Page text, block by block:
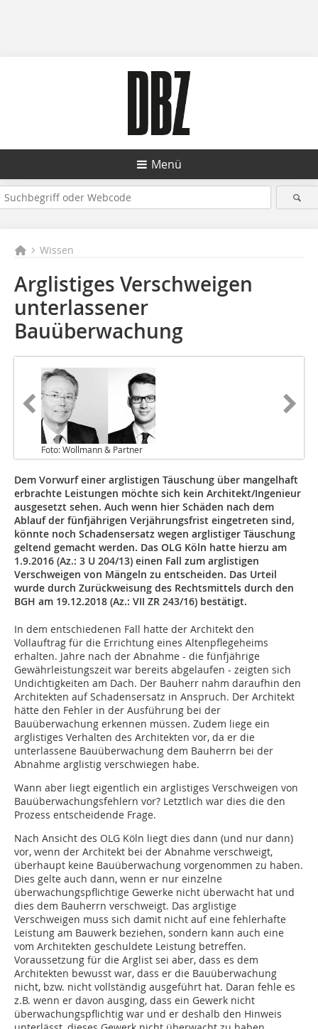
Menü
Wissen
Arglistiges Verschweigen
unterlassener
Bauüberwachung
Foto: Wollmann & Partner
Dem Vorwurf einer arglistigen Täuschung über mangelhaft
erbrachte Leistungen möchte sich kein Architekt/Ingenieur
ausgesetzt sehen. Auch wenn hier Schäden nach dem
Ablauf der fünfjährigen Verjährungsfrist eingetreten sind,
könnte noch Schadensersatz wegen arglistiger Täuschung
geltend gemacht werden. Das OLG Köln hatte hierzu am
1.9.2016 (Az.: 3 U 204/13) einen Fall zum arglistigen
Verschweigen von Mängeln zu entscheiden. Das Urteil
wurde durch Zurückweisung des Rechtsmittels durch den
BGH am 19.12.2018 (Az.: VII ZR 243/16) bestätigt.
In dem entschiedenen Fall hatte der Architekt den
Vollauftrag für die Errichtung eines Altenpflegeheims
erhalten. Jahre nach der Abnahme - die fünfjährige
Gewährleistungszeit war bereits abgelaufen - zeigten sich
Undichtigkeiten am Dach. Der Bauherr nahm daraufhin den
Architekten auf Schadensersatz in Anspruch. Der Architekt
hätte den Fehler in der Ausführung bei der
Bauüberwachung erkennen müssen. Zudem liege ein
arglistiges Verhalten des Architekten vor, da er die
unterlassene Bauüberwachung dem Bauherrn bei der
Abnahme arglistig verschwiegen habe.
Wann aber liegt eigentlich ein arglistiges Verschweigen von
Bauüberwachungsfehlern vor? Letztlich war dies die den
Prozess entscheidende Frage.
Nach Ansicht des OLG Köln liegt dies dann (und nur dann)
vor, wenn der Architekt bei der Abnahme verschweigt,
überhaupt keine Bauüberwachung vorgenommen zu haben.
Dies gelte auch dann, wenn er nur einzelne
überwachungspflichtige Gewerke nicht überwacht hat und
dies dem Bauherrn verschweigt. Das arglistige
Verschweigen muss sich damit nicht auf eine fehlerhafte
Leistung am Bauwerk beziehen, sondern kann auch eine
vom Architekten geschuldete Leistung betreffen.
Voraussetzung für die Arglist sei aber, dass es dem
Architekten bewusst war, dass er die Bauüberwachung
nicht, bzw. nicht vollständig ausgeführt hat. Daran fehle es
z.B. wenn er davon ausging, dass ein Gewerk nicht
überwachungspflichtig war und er deshalb den Hinweis